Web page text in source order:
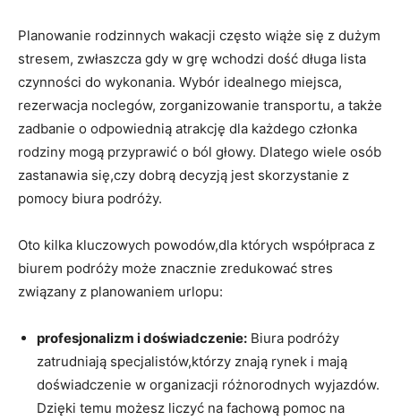
Planowanie ⁤rodzinnych wakacji często wiąże się z ​dużym
stresem, zwłaszcza gdy‌ w grę wchodzi dość długa lista
czynności do wykonania. Wybór idealnego miejsca,⁤
rezerwacja noclegów, zorganizowanie transportu, a ⁤także
zadbanie o odpowiednią atrakcję dla każdego członka
rodziny mogą przyprawić o ból głowy. Dlatego wiele osób‌
zastanawia się,czy‌ dobrą decyzją⁢ jest‌ skorzystanie ​z
pomocy biura podróży.
Oto kilka kluczowych powodów,dla których współpraca z
biurem podróży ⁣może znacznie zredukować stres
związany z planowaniem urlopu:
profesjonalizm i doświadczenie: Biura podróży
zatrudniają specjalistów,którzy znają rynek i ⁣mają
doświadczenie w organizacji różnorodnych wyjazdów.
Dzięki temu ⁤możesz liczyć na fachową pomoc na